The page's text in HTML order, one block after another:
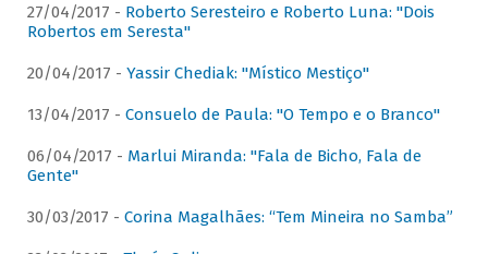
27/04/2017 - Roberto Seresteiro e Roberto Luna: "Dois
Robertos em Seresta"
20/04/2017 - Yassir Chediak: "Místico Mestiço"
13/04/2017 - Consuelo de Paula: "O Tempo e o Branco"
06/04/2017 - Marlui Miranda: "Fala de Bicho, Fala de
Gente"
30/03/2017 - Corina Magalhães: “Tem Mineira no Samba”